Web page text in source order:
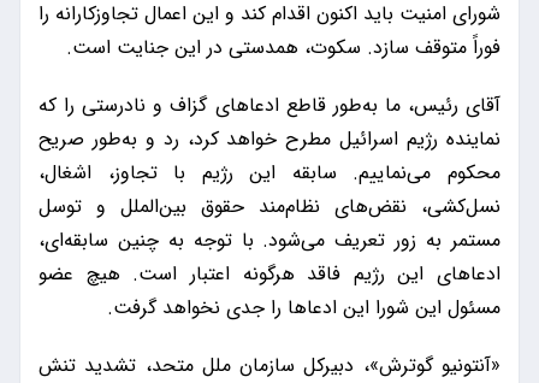
شورای امنیت باید اکنون اقدام کند و این اعمال تجاوزکارانه را
فوراً متوقف سازد. سکوت، همدستی در این جنایت است.
آقای رئیس، ما به‌طور قاطع ادعاهای گزاف و نادرستی را که
نماینده رژیم اسرائیل مطرح خواهد کرد، رد و به‌طور صریح
محکوم می‌نماییم. سابقه این رژیم با تجاوز، اشغال،
نسل‌کشی، نقض‌های نظام‌مند حقوق بین‌الملل و توسل
مستمر به زور تعریف می‌شود. با توجه به چنین سابقه‌ای،
ادعاهای این رژیم فاقد هرگونه اعتبار است. هیچ عضو
مسئول این شورا این ادعاها را جدی نخواهد گرفت.
«آنتونیو گوترش»، دبیرکل سازمان ملل متحد، تشدید تنش